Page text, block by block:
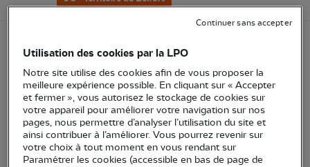
Vous débutez dans la saisie de vos observations ?
Vous avez des questions ou des doutes sur
l'utilisation des bases de données naturalistes
Oiseaux des jardins, Faune-BFC, Faune-France ou
encore l'application NaturaList ? Que vous utilisez
un seul site ou plusieurs, ce temps d'échange
Utilisation des cookies par la LPO
Notre site utilise des cookies afin de vous proposer la
meilleure expérience possible. En cliquant sur « Accepter
et fermer », vous autorisez le stockage de cookies sur
votre appareil pour améliorer votre navigation sur nos
pages, nous permettre d’analyser l’utilisation du site et
ainsi contribuer à l’améliorer. Vous pourrez revenir sur
votre choix à tout moment en vous rendant sur
Paramétrer les cookies (accessible en bas de page de
Continuer sans accepter